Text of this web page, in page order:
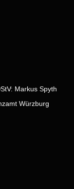
Markus Spyth
Würzburg